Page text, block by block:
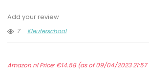
Add your review
7
Kleuterschool
Amazon.nl Price:€14.58(as of 09/04/2023 21:57